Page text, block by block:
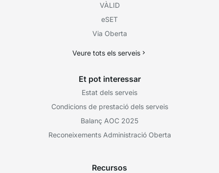
VÀLID
eSET
Via Oberta
Veure tots els serveis
Et pot interessar
Estat dels serveis
Condicions de prestació dels serveis
Balanç AOC 2025
Reconeixements Administració Oberta
Recursos